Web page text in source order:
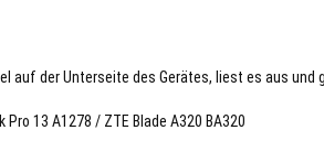
auf der Unterseite des Gerätes, liest es aus und
Pro 13 A1278 / ZTE Blade A320 BA320